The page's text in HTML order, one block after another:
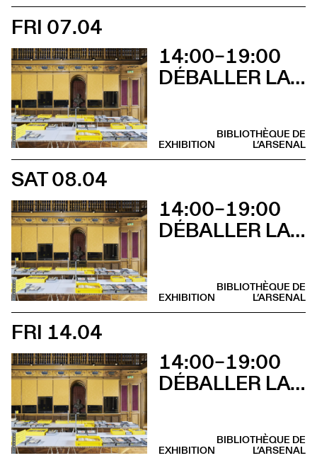
FRI 07.04
14:00–19:00
DÉBALLER LA BIBLIOTHÈQUE DE TSCHICHOLD
BIBLIOTHÈQUE DE
L’ARSENAL
EXHIBITION
SAT 08.04
14:00–19:00
DÉBALLER LA BIBLIOTHÈQUE DE TSCHICHOLD
BIBLIOTHÈQUE DE
L’ARSENAL
EXHIBITION
FRI 14.04
14:00–19:00
DÉBALLER LA BIBLIOTHÈQUE DE TSCHICHOLD
BIBLIOTHÈQUE DE
L’ARSENAL
EXHIBITION